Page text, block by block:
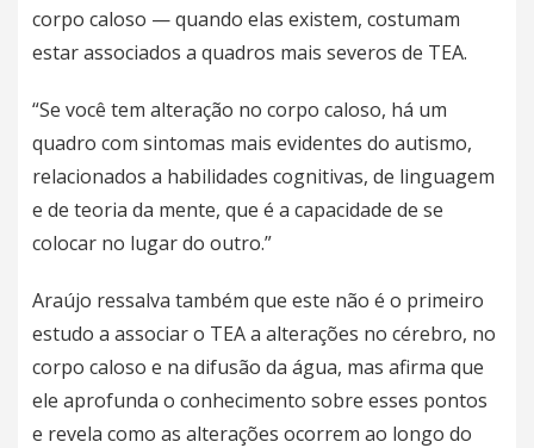
corpo caloso — quando elas existem, costumam
estar associados a quadros mais severos de TEA.
“Se você tem alteração no corpo caloso, há um
quadro com sintomas mais evidentes do autismo,
relacionados a habilidades cognitivas, de linguagem
e de teoria da mente, que é a capacidade de se
colocar no lugar do outro.”
Araújo ressalva também que este não é o primeiro
estudo a associar o TEA a alterações no cérebro, no
corpo caloso e na difusão da água, mas afirma que
ele aprofunda o conhecimento sobre esses pontos
e revela como as alterações ocorrem ao longo do